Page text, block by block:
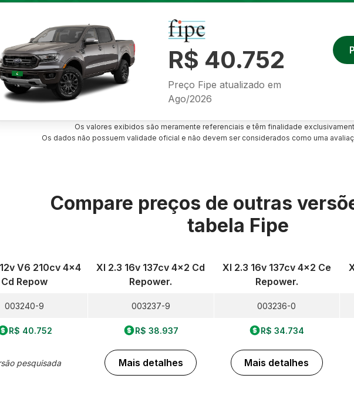
R$ 40.752
Preço Fipe atualizado em
Ago/2026
Os valores exibidos são meramente referenciais e têm finalidade
Os dados não possuem validade oficial e não devem ser considerados como uma
Compare preços de outras
tabela Fipe
V6 210cv 4x4
Cd Repow
003240-9
R$ 40.752
pesquisada
Xl 2.3 16v 137cv 4x2 Cd
Repower.
003237-9
R$ 38.937
Mais detalhes
Xl 2.3 16v 137cv 4x2 Ce
Repower.
003236-0
R$ 34.734
Mais detalhes